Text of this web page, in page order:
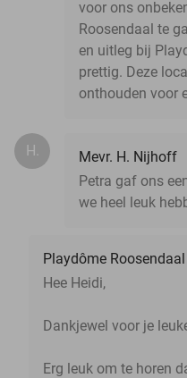
voor ons
Roosendaal te
en uitleg bij
prettig. Deze
onthouden voor
H.
Mevr. H. Nijhoff
Petra gaf ons
we heel leuk
Playdôme Roosendaal
Hee Heidi,
Dankjewel voor je
Erg leuk om te horen